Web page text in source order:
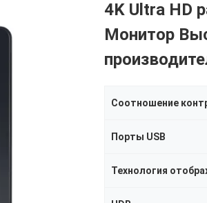
4K Ultra HD
Монитор
Соотношение
Порты USB
Технология